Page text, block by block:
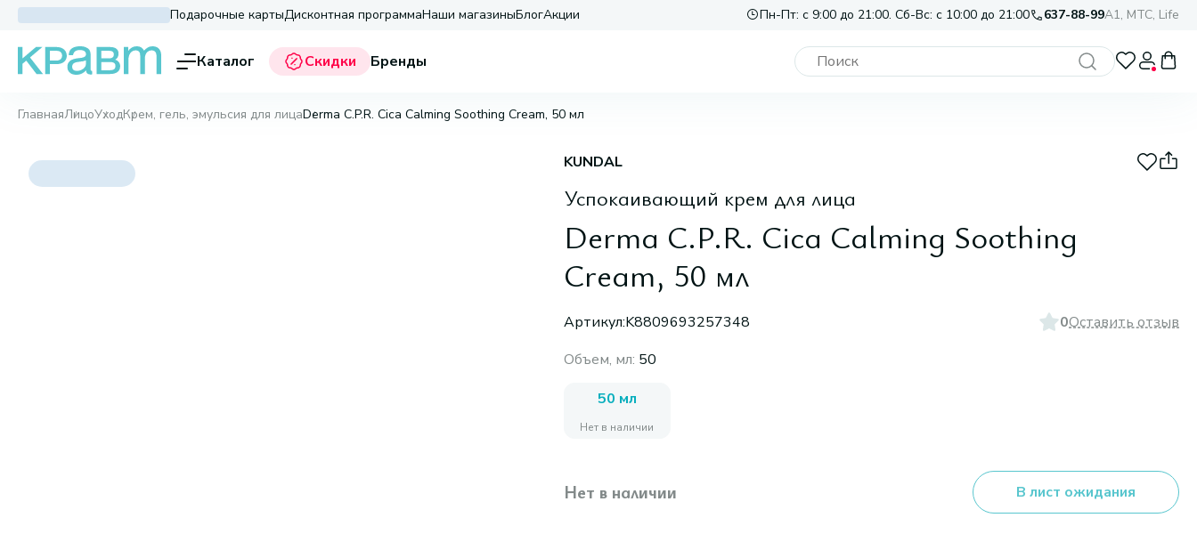
Подарочные картыДисконтная программаНаши магазиныБлогАкции Пн-Пт: с 9:00 до 21:00. Сб-Вс: с 10:00 до 21:00 637-88-99A1, МТС, Life
Каталог Скидки Бренды
ГлавнаяЛицоУходКрем, гель, эмульсия для лицаDerma C.P.R. Cica Calming Soothing Cream, 50 мл
KUNDAL
Успокаивающий крем для лица
Derma C.P.R. Cica Calming Soothing
Cream, 50 мл
Артикул:K8809693257348 0Оставить отзыв
Объем, мл: 50
50 мл
Нет в наличии
Нет в наличии В лист ожидания